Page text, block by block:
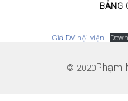
BẢNG
Giá DV nội viện
© 2020Phạm